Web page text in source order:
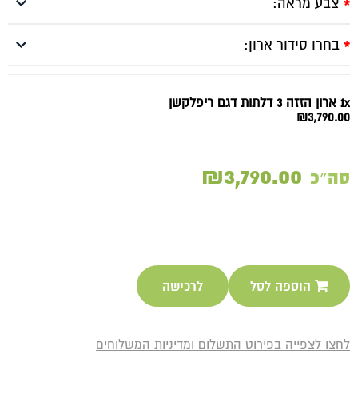
*
* בחרו סידור ארון:
1x ארון הזזה 3 דלתות דגם ריפלקשן
₪3,790.00
סה״כ ₪3,790.00
הוספה לסל לרכישה
לחצו לצפייה בפירוט התשלום ומדיניות המשלוחים